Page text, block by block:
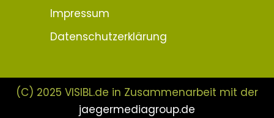
Impressum
Datenschutzerklärung
(C) 2025 VISIBL.de in Zusammenarbeit mit der
jaegermediagroup.de